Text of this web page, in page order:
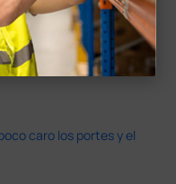
caro los portes y el